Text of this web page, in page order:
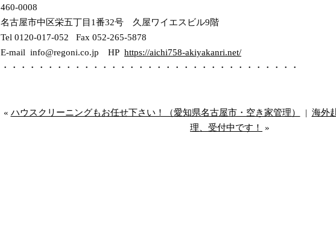
460-0008
名古屋市中区栄五丁目1番32号 久屋ワイエスビル9階
Tel 0120-017-052 Fax 052-265-5878
E-mail info@regoni.co.jp HP https://aichi758-akiyakanri.net/
・・・・・・・・・・・・・・・・・・・・・・・・・・・・・・・・・
« ハウスクリーニングもお任せ下さい！（愛知県名古屋市・空き家管理） | 海外
理、受付中です！
»